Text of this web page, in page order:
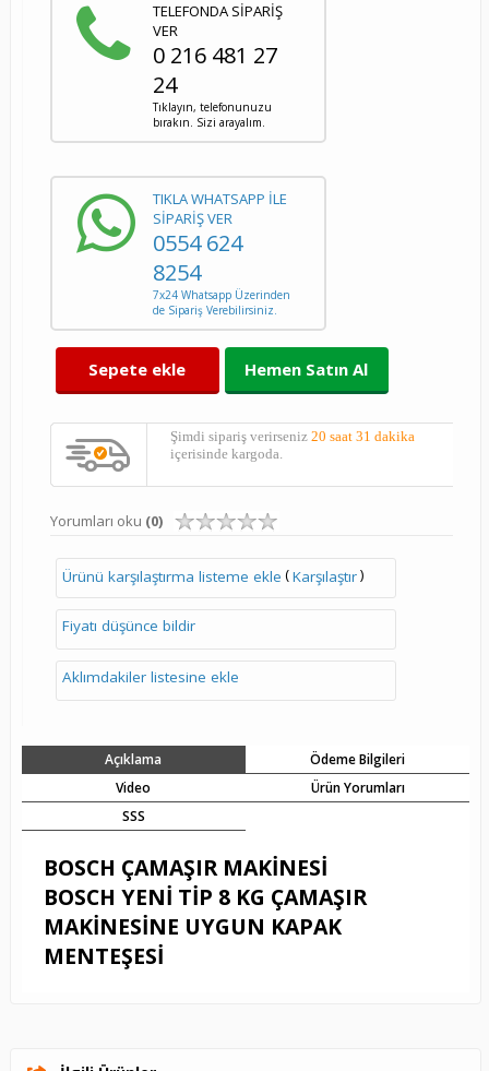
TELEFONDA SİPARİŞ
VER
0 216 481 27
24
Tıklayın, telefonunuzu
bırakın. Sizi arayalım.
TIKLA WHATSAPP İLE
SİPARİŞ VER
0554 624
8254
7x24 Whatsapp Üzerinden
de Sipariş Verebilirsiniz.
Sepete ekle Hemen Satın Al
Şimdi sipariş verirseniz 20 saat 31 dakika
içerisinde kargoda.
Yorumları oku (0)
Ürünü karşılaştırma listeme ekle (Karşılaştır)
Fiyatı düşünce bildir
Aklımdakiler listesine ekle
Açıklama
Ödeme Bilgileri
Video
Ürün Yorumları
SSS
BOSCH ÇAMAŞIR MAKİNESİ
BOSCH YENİ TİP 8 KG ÇAMAŞIR
MAKİNESİNE UYGUN KAPAK
MENTEŞESİ